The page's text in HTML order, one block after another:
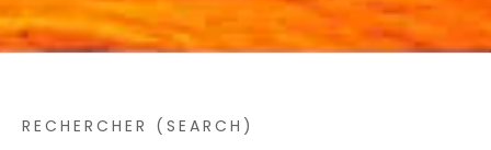
RECHERCHER (SEARCH)